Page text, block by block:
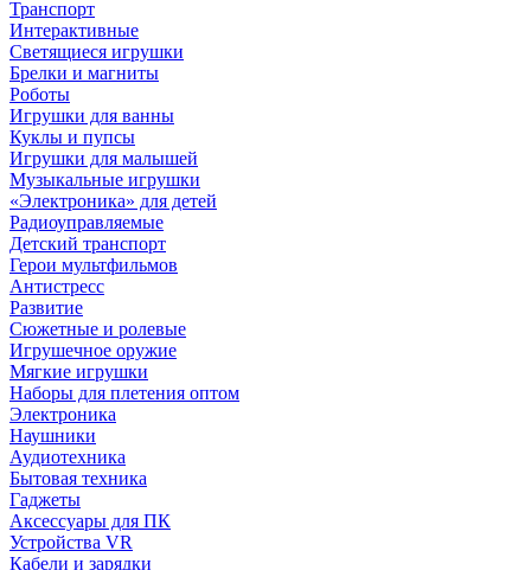
Транспорт
Интерактивные
Светящиеся игрушки
Брелки и магниты
Роботы
Игрушки для ванны
Куклы и пупсы
Игрушки для малышей
Музыкальные игрушки
«Электроника» для детей
Радиоуправляемые
Детский транспорт
Герои мультфильмов
Антистресс
Развитие
Сюжетные и ролевые
Игрушечное оружие
Мягкие игрушки
Наборы для плетения оптом
Электроника
Наушники
Аудиотехника
Бытовая техника
Гаджеты
Аксессуары для ПК
Устройства VR
Кабели и зарядки